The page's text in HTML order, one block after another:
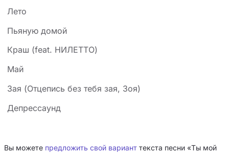
Лето
Пьяную домой
Краш (feat. НИЛЕТТО)
Май
Зая (Отцепись без тебя зая, Зоя)
Депрессаунд
Вы можете предложить свой вариант текста песни «Ты мой